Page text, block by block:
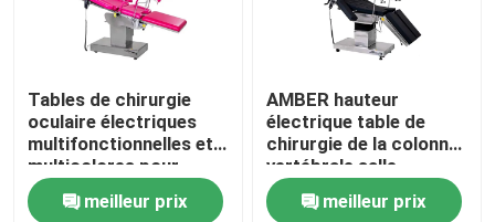
Porte automatique d'hôpital
table d'opération chirurgicale
pendentif plafond médical
Tables de chirurgie
oculaire électriques
multifonctionnelles et
multicolores pour
hôpitaux
meilleur prix
AMBER hauteur
électrique table de
chirurgie de la colonne
vertébrale salle
d'opération à
commande à distance
meilleur prix